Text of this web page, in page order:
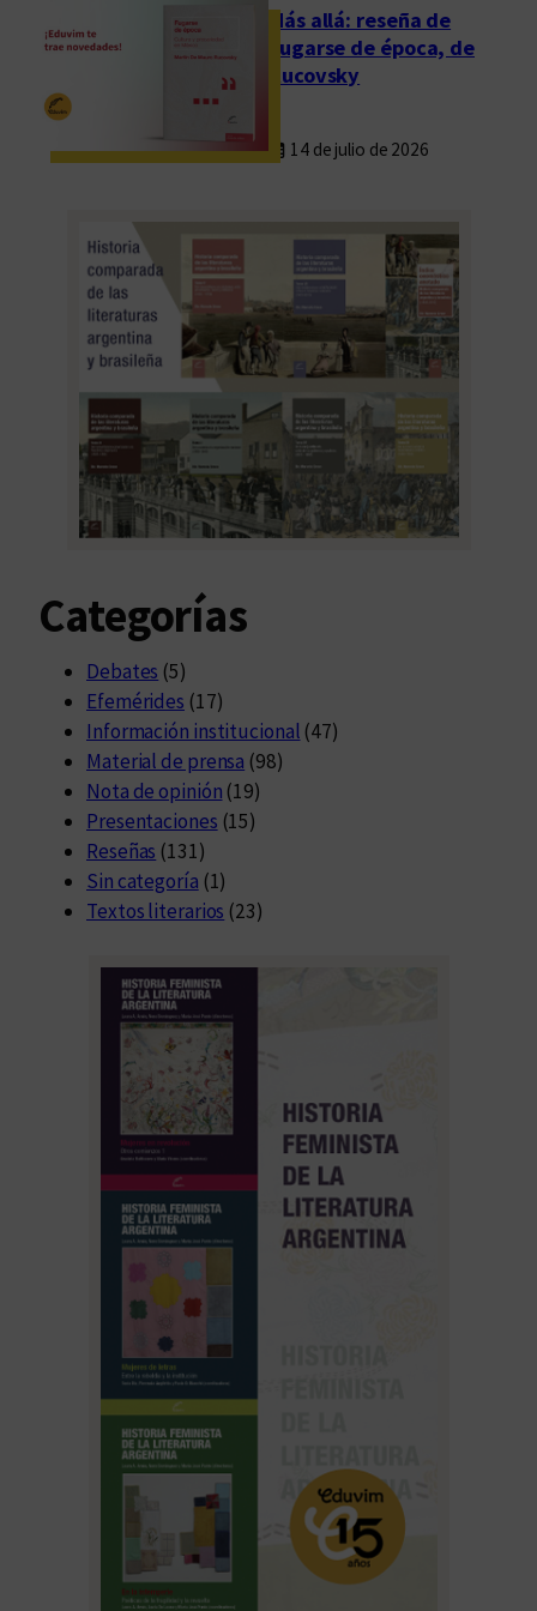
Más allá: reseña de
Fugarse de época, de
Rucovsky
14 de julio de 2026
Categorías
Debates (5)
Efemérides (17)
Información institucional (47)
Material de prensa (98)
Nota de opinión (19)
Presentaciones (15)
Reseñas (131)
Sin categoría (1)
Textos literarios (23)